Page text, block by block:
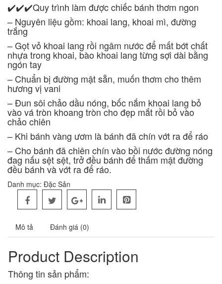
✔️✔️✔️Quy trình làm được chiếc bánh thơm ngon
– Nguyên liệu gồm: khoai lang, khoai mì, đường
trắng
– Gọt vỏ khoai lang rồi ngâm nước để mất bớt chất
nhựa trong khoai, bào khoai lang từng sợi dài bằng
ngón tay
– Chuẩn bị đường mật sẵn, muốn thơm cho thêm
hương vị vani
– Đun sôi chảo dầu nóng, bốc nắm khoai lang bỏ
vào vá tròn khoang tròn cho đẹp mắt rồi bỏ vào
chảo chiên
– Khi bánh vàng ươm là bánh đã chín vớt ra để ráo
– Cho bánh đã chiên chín vào bồi nước đường nóng
đag nấu sệt sệt, trở đều bánh để thấm mật đường
đều bánh và vớt ra để ráo.
Danh mục: Đặc Sản
Mô tả Đánh giá (0)
Product Description
Thông tin sản phẩm: